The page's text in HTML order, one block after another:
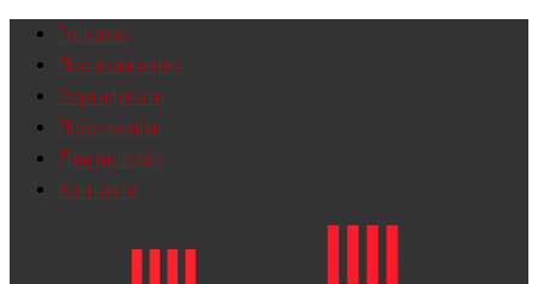
Головна
Про компанію
Сертифікати
Прес-релізи
Для дилерів
Контакти